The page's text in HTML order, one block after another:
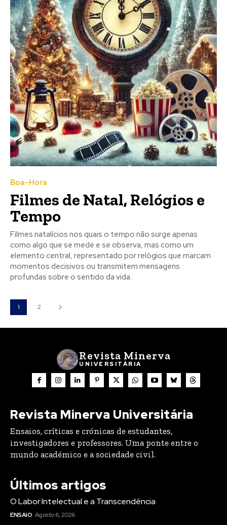
Boa-Hora
Filmes de Natal, Relógios e
Tempo
Filmes natalícios nos quais o tempo não surge apenas
como algo que se mede e se observa, mas como um
elemento central, representado por relógios que marcam
momentos decisivos ou transmitem mensagens
profundas sobre o sentido da vida.
1 2
Revista Minerva
UNIVERSITÁRIA
Revista Minerva Universitária
Ensaios, críticas e crónicas de estudantes,
investigadores e professores. Uma ponte entre o
mundo académico e a sociedade civil.
Últimos artigos
O Labor Intelectual e a Transcendência
ENSAIO Agosto 6, 2026